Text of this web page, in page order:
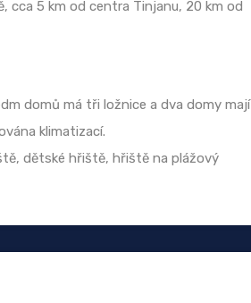
cca 5 km od centra Tinjanu, 20 km od
domů má tři ložnice a dva domy mají
klimatizací.
dětské hřiště, hřiště na plážový